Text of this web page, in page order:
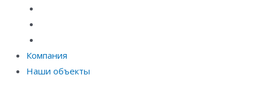
Компания
Наши объекты